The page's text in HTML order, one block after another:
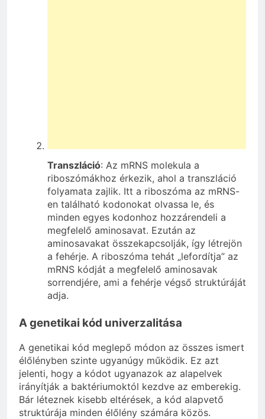
Transzláció: Az mRNS molekula a
riboszómákhoz érkezik, ahol a transzláció
folyamata zajlik. Itt a riboszóma az mRNS-
en található kodonokat olvassa le, és
minden egyes kodonhoz hozzárendeli a
megfelelő aminosavat. Ezután az
aminosavakat összekapcsolják, így létrejön
a fehérje. A riboszóma tehát „lefordítja” az
mRNS kódját a megfelelő aminosavak
sorrendjére, ami a fehérje végső struktúráját
adja.
A genetikai kód univerzalitása
A genetikai kód meglepő módon az összes ismert
élőlényben szinte ugyanúgy működik. Ez azt
jelenti, hogy a kódot ugyanazok az alapelvek
irányítják a baktériumoktól kezdve az emberekig.
Bár léteznek kisebb eltérések, a kód alapvető
struktúrája minden élőlény számára közös.